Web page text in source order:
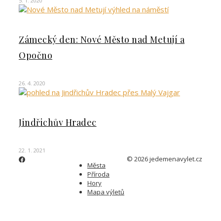
Zámecký den: Nové Město nad Metují a
Opočno
26. 4. 2020
Jindřichův Hradec
22. 1. 2021
© 2026 jedemenavylet.cz
Města
Příroda
Hory
Mapa výletů